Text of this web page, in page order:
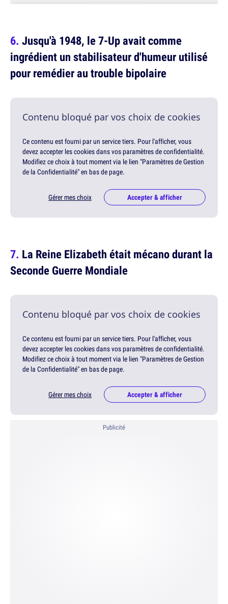
Jusqu'à 1948, le 7-Up avait comme
ingrédient un stabilisateur d'humeur utilisé
pour remédier au trouble bipolaire
Contenu bloqué par vos choix de cookies
Ce contenu est fourni par un service tiers. Pour l'afficher, vous
devez accepter les cookies dans vos paramètres de confidentialité.
Modifiez ce choix à tout moment via le lien "Paramètres de Gestion
de la Confidentialité" en bas de page.
Gérer mes choix Accepter & afficher
La Reine Elizabeth était mécano durant la
Seconde Guerre Mondiale
Contenu bloqué par vos choix de cookies
Ce contenu est fourni par un service tiers. Pour l'afficher, vous
devez accepter les cookies dans vos paramètres de confidentialité.
Modifiez ce choix à tout moment via le lien "Paramètres de Gestion
de la Confidentialité" en bas de page.
Gérer mes choix Accepter & afficher
Publicité